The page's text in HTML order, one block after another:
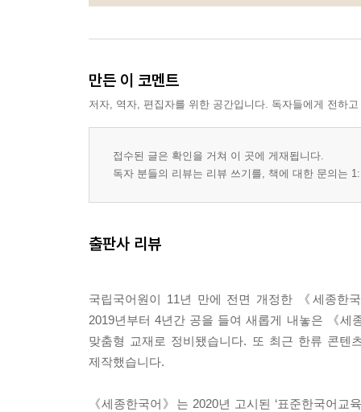
만든 이 코멘트
저자, 역자, 편집자를 위한 공간입니다. 독자들에게 전하
접수된 글은 확인을 거쳐 이 곳에 게재됩니다.
독자 분들의 리뷰는 리뷰 쓰기를, 책에 대한 문의는
출판사 리뷰
국립국어원이 11년 만에 전면 개정한 《세종한
2019년부터 4년간 공을 들여 새롭게 내놓은 《
맞춤형 교재로 정비됐습니다. 또 최근 한류 콘텐
제작했습니다.
《세종한국어》는 2020년 고시된 ‘표준한국어